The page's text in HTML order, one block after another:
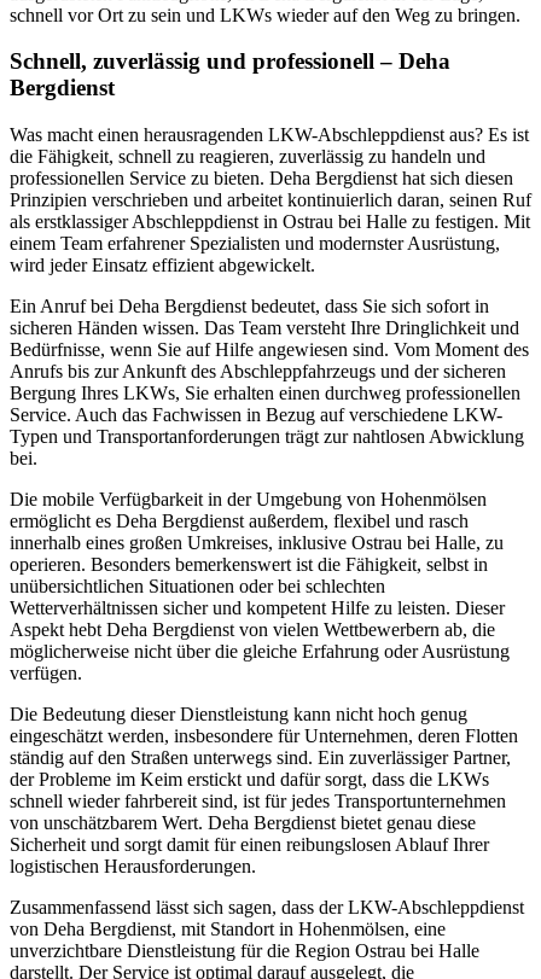
schnell vor Ort zu sein und LKWs wieder auf den Weg zu bringen.
Schnell, zuverlässig und professionell – Deha
Bergdienst
Was macht einen herausragenden LKW-Abschleppdienst aus? Es ist
die Fähigkeit, schnell zu reagieren, zuverlässig zu handeln und
professionellen Service zu bieten. Deha Bergdienst hat sich diesen
Prinzipien verschrieben und arbeitet kontinuierlich daran, seinen Ruf
als erstklassiger Abschleppdienst in Ostrau bei Halle zu festigen. Mit
einem Team erfahrener Spezialisten und modernster Ausrüstung,
wird jeder Einsatz effizient abgewickelt.
Ein Anruf bei Deha Bergdienst bedeutet, dass Sie sich sofort in
sicheren Händen wissen. Das Team versteht Ihre Dringlichkeit und
Bedürfnisse, wenn Sie auf Hilfe angewiesen sind. Vom Moment des
Anrufs bis zur Ankunft des Abschleppfahrzeugs und der sicheren
Bergung Ihres LKWs, Sie erhalten einen durchweg professionellen
Service. Auch das Fachwissen in Bezug auf verschiedene LKW-
Typen und Transportanforderungen trägt zur nahtlosen Abwicklung
bei.
Die mobile Verfügbarkeit in der Umgebung von Hohenmölsen
ermöglicht es Deha Bergdienst außerdem, flexibel und rasch
innerhalb eines großen Umkreises, inklusive Ostrau bei Halle, zu
operieren. Besonders bemerkenswert ist die Fähigkeit, selbst in
unübersichtlichen Situationen oder bei schlechten
Wetterverhältnissen sicher und kompetent Hilfe zu leisten. Dieser
Aspekt hebt Deha Bergdienst von vielen Wettbewerbern ab, die
möglicherweise nicht über die gleiche Erfahrung oder Ausrüstung
verfügen.
Die Bedeutung dieser Dienstleistung kann nicht hoch genug
eingeschätzt werden, insbesondere für Unternehmen, deren Flotten
ständig auf den Straßen unterwegs sind. Ein zuverlässiger Partner,
der Probleme im Keim erstickt und dafür sorgt, dass die LKWs
schnell wieder fahrbereit sind, ist für jedes Transportunternehmen
von unschätzbarem Wert. Deha Bergdienst bietet genau diese
Sicherheit und sorgt damit für einen reibungslosen Ablauf Ihrer
logistischen Herausforderungen.
Zusammenfassend lässt sich sagen, dass der LKW-Abschleppdienst
von Deha Bergdienst, mit Standort in Hohenmölsen, eine
unverzichtbare Dienstleistung für die Region Ostrau bei Halle
darstellt. Der Service ist optimal darauf ausgelegt, die